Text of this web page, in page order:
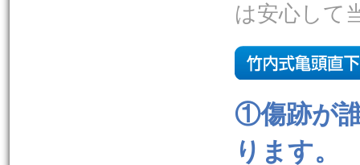
は安心して
①傷跡が
ります。